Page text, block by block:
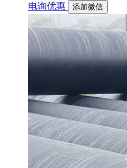
电询优惠 添加微信